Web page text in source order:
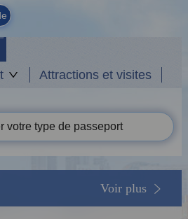
Attractions et visites
votre type de passeport
Voir plus